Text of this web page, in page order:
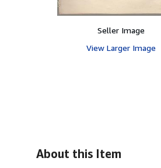
Seller Image
View Larger Image
About this Item